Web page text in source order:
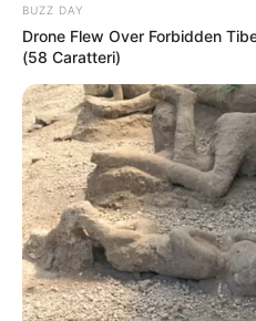
BUZZ DAY
Drone Flew Over Forbidden
(58 Caratteri)